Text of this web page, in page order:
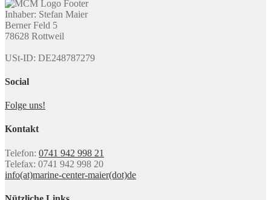
Inhaber: Stefan Maier
Berner Feld 5
78628 Rottweil
USt-ID: DE248787279
Social
Folge uns!
Kontakt
Telefon: 0741 942 998 21
Telefax: 0741 942 998 20
info(at)marine-center-maier(dot)de